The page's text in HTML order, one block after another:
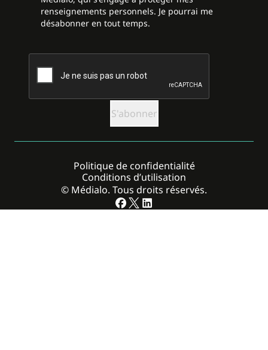
renseignements personnels. Je pourrai me
désabonner en tout temps.
© Médialo. Tous droits réservés.
Politique de confidentialité
Conditions d’utilisation